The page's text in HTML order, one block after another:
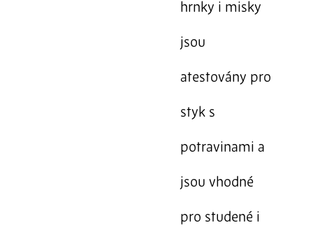
hrnky i misky
jsou
atestovány pro
styk s
potravinami a
jsou vhodné
pro studené i